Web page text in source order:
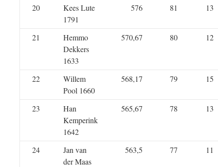
20
Kees Lute
1791
576 81 13
21
Hemmo
Dekkers
1633
570,67 80 12
22
Willem
Pool 1660
568,17 79 15
23
Han
Kemperink
1642
565,67 78 13
24
Jan van
der Maas
563,5 77 11